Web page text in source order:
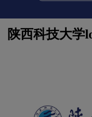
陕西科技大学